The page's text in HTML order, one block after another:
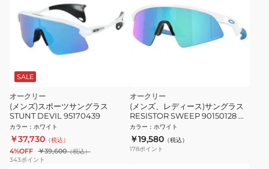
SALE
オークリー
(メンズ)スポーツサングラス
STUNT DEVIL 95170439
カラー ： ホワイト
￥37,730 （税込）
4%OFF ￥39,600（税込）
343ポイント
オークリー
(メンズ、レディース)サングラス
RESISTOR SWEEP 90150128 ス
ポーツサングラス UVカット 日差
し対策
カラー ： ホワイト
￥19,580 （税込）
178ポイント